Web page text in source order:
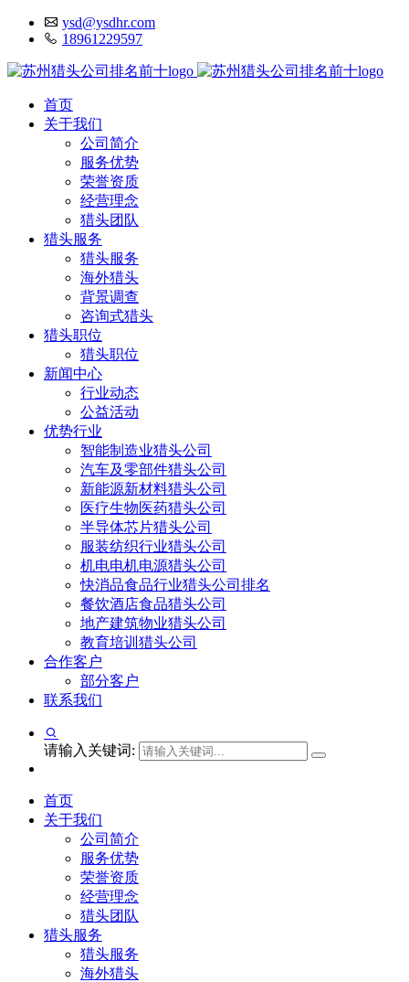
ysd@ysdhr.com
18961229597
首页
关于我们
公司简介
服务优势
荣誉资质
经营理念
猎头团队
猎头服务
猎头服务
海外猎头
背景调查
咨询式猎头
猎头职位
猎头职位
新闻中心
行业动态
公益活动
优势行业
智能制造业猎头公司
汽车及零部件猎头公司
新能源新材料猎头公司
医疗生物医药猎头公司
半导体芯片猎头公司
服装纺织行业猎头公司
机电电机电源猎头公司
快消品食品行业猎头公司排名
餐饮酒店食品猎头公司
地产建筑物业猎头公司
教育培训猎头公司
合作客户
部分客户
联系我们
请输入关键词:
首页
关于我们
公司简介
服务优势
荣誉资质
经营理念
猎头团队
猎头服务
猎头服务
海外猎头